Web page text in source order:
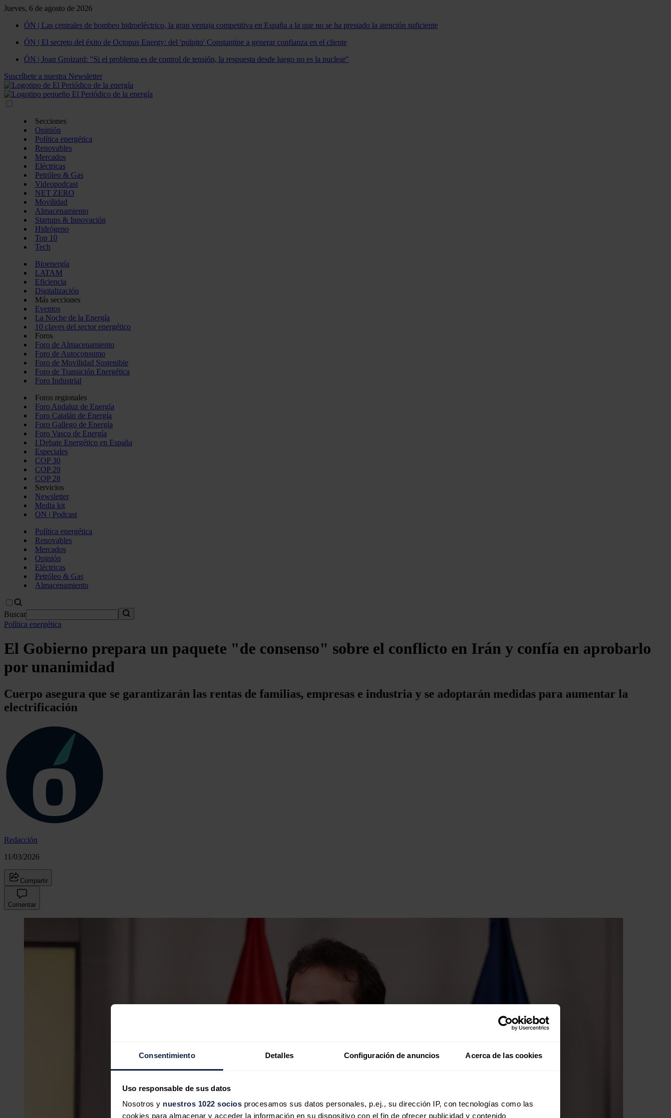
Consentimiento Detalles Configuración de anuncios Acerca de las cookies
Uso responsable de sus datos
Nosotros y nuestros 1022 socios procesamos sus datos personales, p.ej., su dirección IP, con tecnologías como las
cookies para almacenar y acceder la información en su dispositivo con el fin de ofrecer publicidad y contenido
Jueves, 6 de agosto de 2026
ÓN | Las centrales de bombeo hidroeléctrico, la gran ventaja competitiva en España a la que no se ha prestado la atención suficiente
ÓN | El secreto del éxito de Octopus Energy: del 'pulpito' Constantine a generar confianza en el cliente
ÓN | Joan Groizard: "Si el problema es de control de tensión, la respuesta desde luego no es la nuclear"
Suscríbete a nuestra Newsletter
Secciones
Opinión
Política energética
Renovables
Mercados
Eléctricas
Petróleo & Gas
Videopodcast
NET ZERO
Movilidad
Almacenamiento
Startups & Innovación
Hidrógeno
Top 10
Tech
Bioenergía
LATAM
Eficiencia
Digitalización
Más secciones
Eventos
La Noche de la Energía
10 claves del sector energético
Foros
Foro de Almacenamiento
Foro de Autoconsumo
Foro de Movilidad Sostenible
Foro de Transición Energética
Foro Industrial
Foros regionales
Foro Andaluz de Energía
Foro Catalán de Energía
Foro Gallego de Energía
Foro Vasco de Energía
I Debate Energético en España
Especiales
COP 30
COP 29
COP 28
Servicios
Newsletter
Media kit
ON | Podcast
Política energética
Renovables
Mercados
Opinión
Eléctricas
Petróleo & Gas
Almacenamiento
Buscar
Política energética
El Gobierno prepara un paquete "de consenso" sobre el conflicto en Irán y confía en aprobarlo
por unanimidad
Cuerpo asegura que se garantizarán las rentas de familias, empresas e industria y se adoptarán medidas para aumentar la
electrificación
Redacción
11/03/2026
Compartir
Comentar